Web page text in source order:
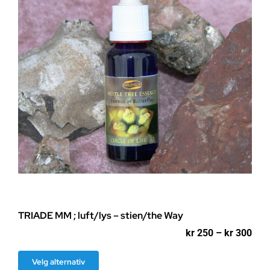
på
produktsiden
TRIADE MM ; luft/lys – stien/the Way
kr 250 – kr 300
Velg alternativ